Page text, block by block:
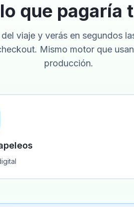
que pagaría
viaje y verás en segundos
Mismo motor que
producción.